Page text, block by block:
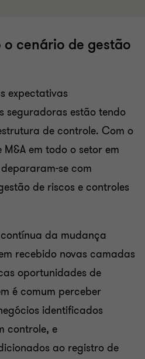
cenário de gestão
expectativas
seguradoras estão tendo
de controle. Com o
em todo o setor em
se com
de riscos e controles
da mudança
recebido novas camadas
oportunidades de
é comum perceber
identificados
controle, e
ao registro de